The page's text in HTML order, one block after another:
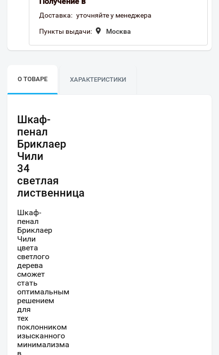
Доставка: уточняйте у менеджера
Пункты выдачи: Москва
О ТОВАРЕ ХАРАКТЕРИСТИКИ
Шкаф-
пенал
Бриклаер
Чили
34
светлая
лиственница
Шкаф-
пенал
Бриклаер
Чили
цвета
светлого
дерева
сможет
стать
оптимальным
решением
для
тех
поклонником
изысканного
минимализма
в